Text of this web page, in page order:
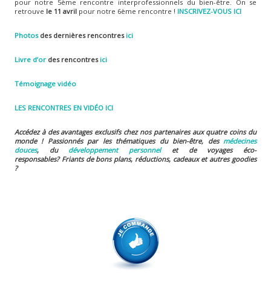
pour notre 5ème rencontre interprofessionnels du bien-être. On se
retrouve le 11 avrilpour notre 6ème rencontre ! INSCRIVEZ-VOUS ICI
Photos des dernières rencontres ici
Livre d’or des rencontresici
Témoignage vidéo
LES RENCONTRES EN VIDÉO ICI
Accédez à des avantages exclusifs chez nos partenaires aux quatre coins du
monde ! Passionnés par les thématiques du bien-être, des médecines
douces, du développement personnel et de voyages éco-
responsables? Friants de bons plans, réductions, cadeaux et autres goodies
?